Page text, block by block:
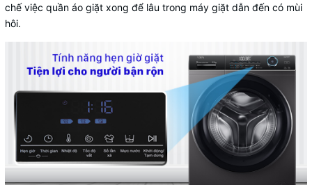
chế việc quần áo giặt xong để lâu trong máy giặt dẫn đến có mùi
hôi.